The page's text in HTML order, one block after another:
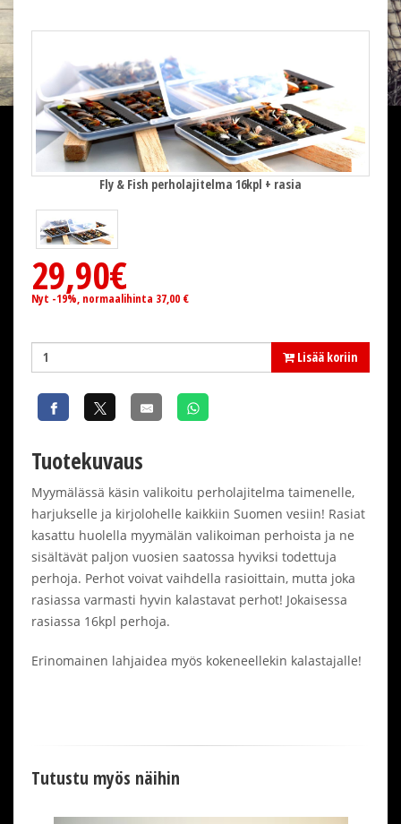
Fly & Fish perholajitelma 16kpl + rasia
29,90€
Nyt -19%, normaalihinta 37,00 €
Lisää koriin
Tuotekuvaus
Myymälässä käsin valikoitu perholajitelma taimenelle,
harjukselle ja kirjolohelle kaikkiin Suomen vesiin! Rasiat
kasattu huolella myymälän valikoiman perhoista ja ne
sisältävät paljon vuosien saatossa hyviksi todettuja
perhoja. Perhot voivat vaihdella rasioittain, mutta joka
rasiassa varmasti hyvin kalastavat perhot! Jokaisessa
rasiassa 16kpl perhoja.
Erinomainen lahjaidea myös kokeneellekin kalastajalle!
Tutustu myös näihin